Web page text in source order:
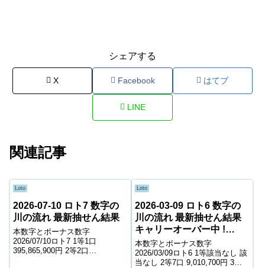
シェアする
X Facebook はてブ
LINE
関連記事
Loto
2026-07-10 ロト7 数字の
川の流れ 最新抽せん結果
本数字とボーナス数字
2026/07/10ロト7 1等1口
395,865,900円 2等2口
Loto
2026-03-09 ロト6 数字の
川の流れ 最新抽せん結果
キャリーオーバー中 !
210,243,220円
本数字とボーナス数字
2026/03/09ロト6 1等該当なし 該
当なし 2等7口 9,010,700円 3等